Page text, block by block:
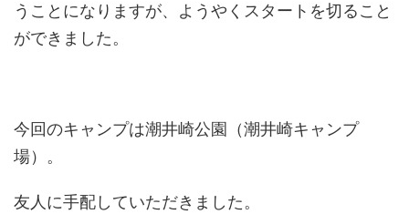
うことになりますが、ようやくスタートを切ること
ができました。
今回のキャンプは潮井崎公園（潮井崎キャンプ
場）。
友人に手配していただきました。